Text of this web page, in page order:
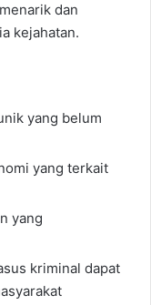
dan
kejahatan.
yang belum
yang terkait
yang
kriminal dapat